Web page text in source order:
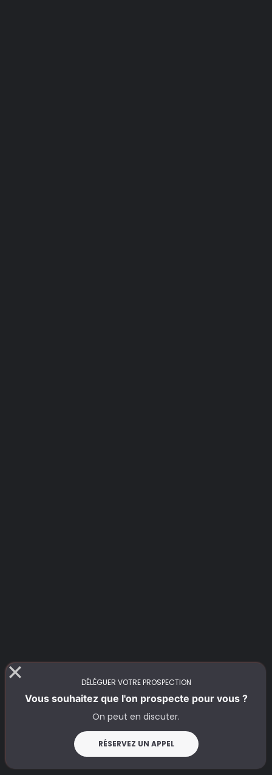
DÉLÉGUER VOTRE PROSPECTION
Vous souhaitez que l'on prospecte pour vous ?
On peut en discuter.
RÉSERVEZ UN APPEL